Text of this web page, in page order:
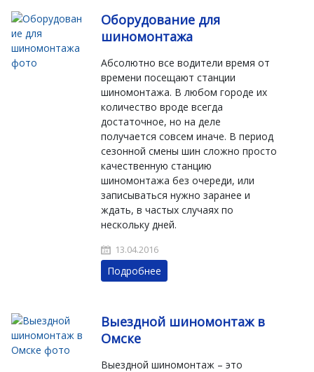
Оборудование для
шиномонтажа
Абсолютно все водители время от
времени посещают станции
шиномонтажа. В любом городе их
количество вроде всегда
достаточное, но на деле
получается совсем иначе. В период
сезонной смены шин сложно просто
качественную станцию
шиномонтажа без очереди, или
записываться нужно заранее и
ждать, в частых случаях по
нескольку дней.
13.04.2016
Подробнее
Выездной шиномонтаж в
Омске
Выездной шиномонтаж – это